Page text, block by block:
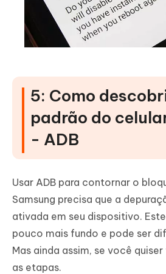
5: Como
padrão do
- ADB
Usar ADB para contornar o
Samsung precisa que a
ativada em seu dispositivo.
pouco mais fundo e pode ser
Mas ainda assim, se você
as etapas.